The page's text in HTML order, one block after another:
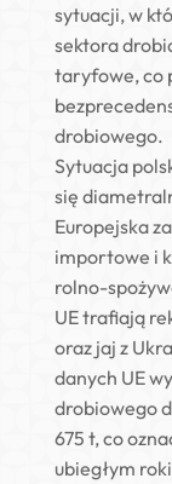
sytuacji, w
sektora
taryfowe, co
drobiowego.
Sytuacja
się
Europejska
importowe i
rolno-
UE trafiają
oraz jaj z
danych UE
drobiowego
675 t, co
ubiegłym